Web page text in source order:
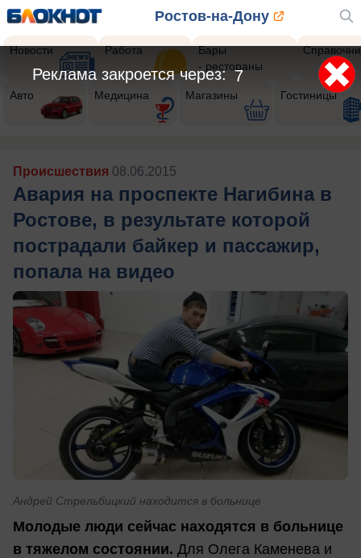
Ростов-на-Дону
Новости Работа
Бары
- рестораны
Авто Медицина Магазины Гостиницы
Происшествия 08.06.2015
Авария на проспекте Нагибина в
Ростове, в результате которой
пострадали байкер и пассажир,
попала на видео
Андрей Стрельбицкий находится в больнице
Молодые люди сейчас находятся в больнице
в тяжелом состоянии. Для Олега Каменева и
5
Реклама закроется через: